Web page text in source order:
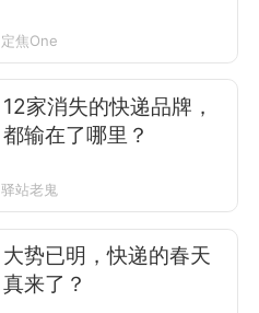
定焦One
12家消失的快递品牌，
都输在了哪里？
驿站老鬼
大势已明，快递的春天
真来了？